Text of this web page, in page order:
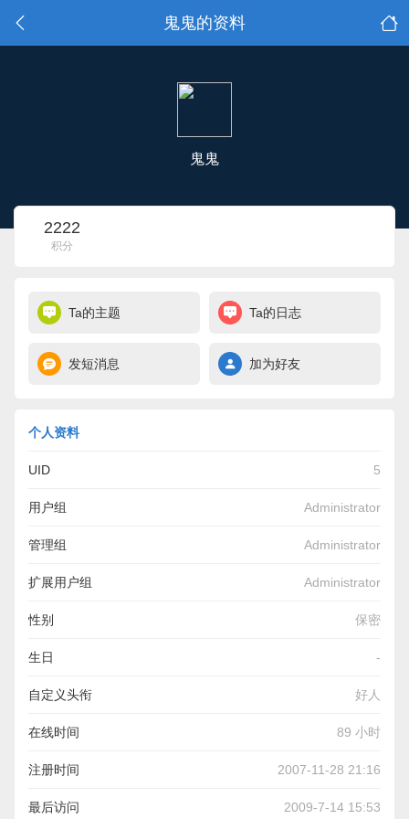
鬼鬼的资料
鬼鬼
2222
积分
Ta的主题 Ta的日志
发短消息 加为好友
个人资料
UID 5
用户组 Administrator
管理组 Administrator
扩展用户组 Administrator
性别 保密
生日 -
自定义头衔 好人
在线时间 89 小时
注册时间 2007-11-28 21:16
最后访问 2009-7-14 15:53